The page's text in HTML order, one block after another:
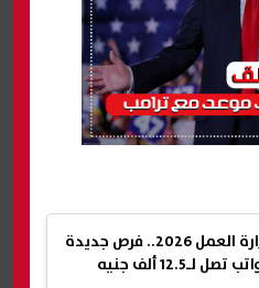
وظائف وزارة العمل 2026.. فرص جديدة
لـ12.5 ألف جنيه